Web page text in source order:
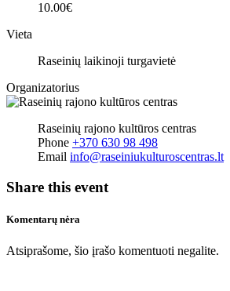
10.00€
Vieta
Raseinių laikinoji turgavietė
Organizatorius
Raseinių rajono kultūros centras
Phone +370 630 98 498
Email info@raseiniukulturoscentras.lt
Share this event
Komentarų nėra
Atsiprašome, šio įrašo komentuoti negalite.